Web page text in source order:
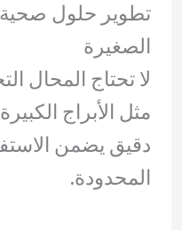
تطوير حلول صحية
الصغيرة
لا تحتاج المحال
مثل الأبراج
دقيق يضمن
المحدودة.